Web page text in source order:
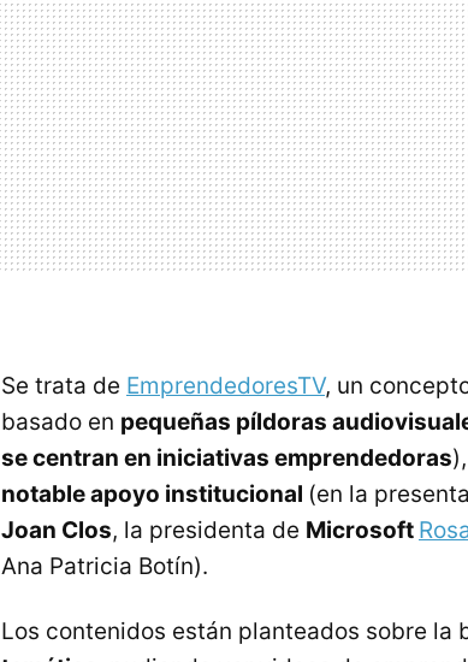
Se trata de EmprendedoresTV, un
basado en pequeñas píldoras
se centran en iniciativas emprendedoras
notable apoyo institucional (en la
Joan Clos, la presidenta de Microsoft
Ana Patricia Botín).
Los contenidos están planteados sobre la